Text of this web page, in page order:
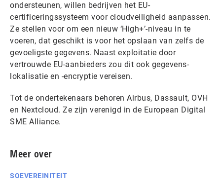
ondersteunen, willen bedrijven het EU-
certificeringssysteem voor cloudveiligheid aanpassen.
Ze stellen voor om een nieuw ‘High+’-niveau in te
voeren, dat geschikt is voor het opslaan van zelfs de
gevoeligste gegevens. Naast exploitatie door
vertrouwde EU-aanbieders zou dit ook gegevens-
lokalisatie en -encryptie vereisen.
Tot de ondertekenaars behoren Airbus, Dassault, OVH
en Nextcloud. Ze zijn verenigd in de European Digital
SME Alliance.
Meer over
SOEVEREINITEIT